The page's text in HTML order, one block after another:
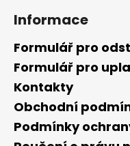
Informace
Formulář pro
Formulář pro
Kontakty
Obchodní
Podmínky